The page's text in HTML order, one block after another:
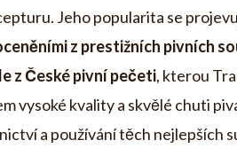
Jeho popularita se
z prestižních pivních
z České pivní pečeti, kterou
vysoké kvality a skvělé chuti
a používání těch nejlepších